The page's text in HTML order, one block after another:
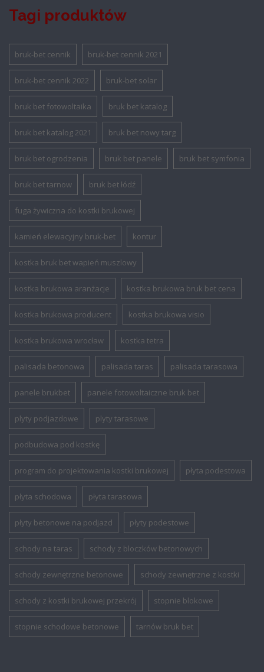
Tagi produktów
bruk-bet cennik bruk-bet cennik 2021
bruk-bet cennik 2022 bruk-bet solar
bruk bet fotowoltaika bruk bet katalog
bruk bet katalog 2021 bruk bet nowy targ
bruk bet ogrodzenia bruk bet panele bruk bet symfonia
bruk bet tarnow bruk bet łódź
fuga żywiczna do kostki brukowej
kamień elewacyjny bruk-bet kontur
kostka bruk bet wapień muszlowy
kostka brukowa aranżacje kostka brukowa bruk bet cena
kostka brukowa producent kostka brukowa visio
kostka brukowa wrocław kostka tetra
palisada betonowa palisada taras palisada tarasowa
panele brukbet panele fotowoltaiczne bruk bet
plyty podjazdowe plyty tarasowe
podbudowa pod kostkę
program do projektowania kostki brukowej płyta podestowa
płyta schodowa płyta tarasowa
płyty betonowe na podjazd płyty podestowe
schody na taras schody z bloczków betonowych
schody zewnętrzne betonowe schody zewnętrzne z kostki
schody z kostki brukowej przekrój stopnie blokowe
stopnie schodowe betonowe tarnów bruk bet